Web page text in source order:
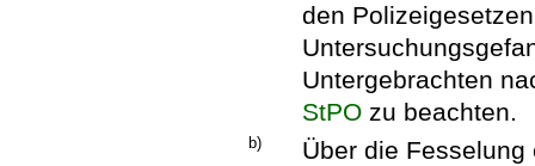
den
Untergebrachten
StPO zu beachten.
b)
Über die